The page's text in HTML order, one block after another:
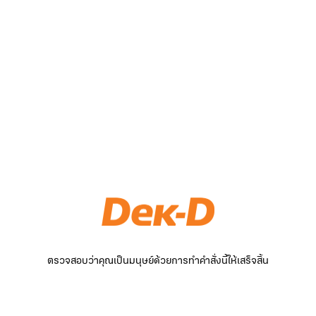
ตรวจสอบว่าคุณเป็นมนุษย์ด้วยการทำคำสั่งนี้ให้เสร็จสิ้น